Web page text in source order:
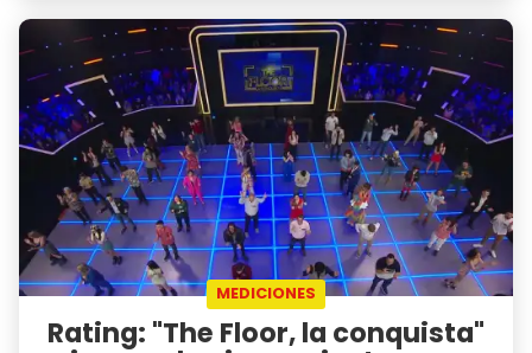
MEDICIONES
Rating: "The Floor, la conquista"